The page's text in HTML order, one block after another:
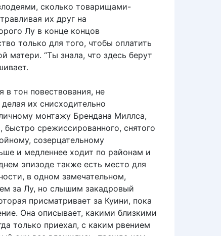
сколько товарищами-
их друг на
Лу в конце концов
только для того, чтобы оплатить
матери. “Ты знала, что здесь берут
тон повествования, не
их снисходительно
монтажу Брендана Миллса,
срежиссированного, снятого
созерцательному
и медленнее ходит по районам и
эпизоде также есть место для
в одном замечательном,
за Лу, но слышим закадровый
присматривает за Куини, пока
Она описывает, какими близкими
только приехал, с каким рвением